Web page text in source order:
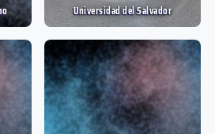
Universidad del Salvador